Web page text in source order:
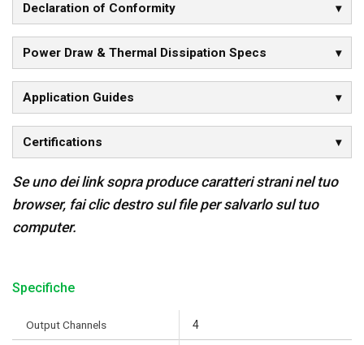
Declaration of Conformity
Power Draw & Thermal Dissipation Specs
Application Guides
Certifications
Se uno dei link sopra produce caratteri strani nel tuo
browser, fai clic destro sul file per salvarlo sul tuo
computer.
Specifiche
Output Channels 4